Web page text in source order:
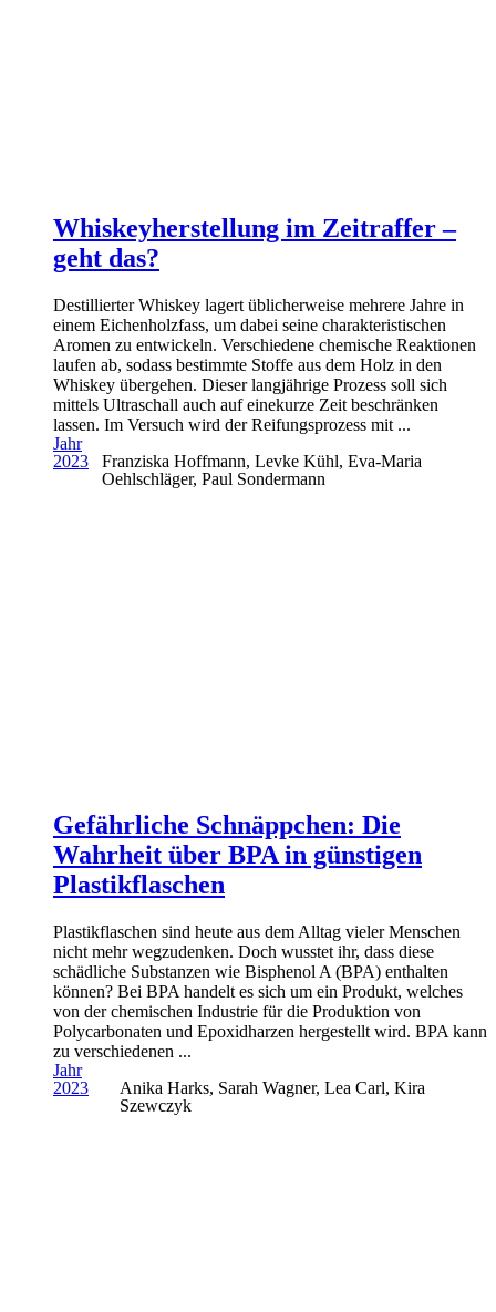
Whiskeyherstellung im Zeitraffer –
geht das?
Destillierter Whiskey lagert üblicherweise mehrere Jahre in
einem Eichenholzfass, um dabei seine charakteristischen
Aromen zu entwickeln. Verschiedene chemische Reaktionen
laufen ab, sodass bestimmte Stoffe aus dem Holz in den
Whiskey übergehen. Dieser langjährige Prozess soll sich
mittels Ultraschall auch auf einekurze Zeit beschränken
lassen. Im Versuch wird der Reifungsprozess mit ...
Jahr
2023
Franziska Hoffmann, Levke Kühl, Eva-Maria
Oehlschläger, Paul Sondermann
Gefährliche Schnäppchen: Die
Wahrheit über BPA in günstigen
Plastikflaschen
Plastikflaschen sind heute aus dem Alltag vieler Menschen
nicht mehr wegzudenken. Doch wusstet ihr, dass diese
schädliche Substanzen wie Bisphenol A (BPA) enthalten
können? Bei BPA handelt es sich um ein Produkt, welches
von der chemischen Industrie für die Produktion von
Polycarbonaten und Epoxidharzen hergestellt wird. BPA kann
zu verschiedenen ...
Jahr
2023
Anika Harks, Sarah Wagner, Lea Carl, Kira
Szewczyk